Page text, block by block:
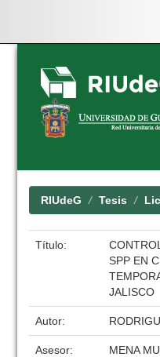
Skip
navigation
RIUdeG Tesis
Título:
SPP EN
JALISCO
Autor:
Asesor: MENA